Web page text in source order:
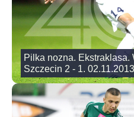
Pilka nozna. Ekstraklasa.
Szczecin 2 - 1. 02.11.2013